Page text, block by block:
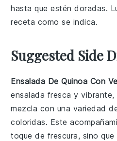
hasta que estén doradas.
receta como se indica.
Suggested Side
Ensalada De Quinoa Con
ensalada fresca y vibrante,
mezcla con una variedad
coloridas. Este
toque de frescura, sino